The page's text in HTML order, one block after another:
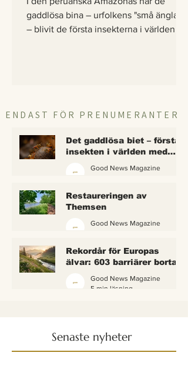
gaddlösa bina – urfolkens "små änglar"
– blivit de första insekterna i världen att
ENDAST FÖR PRENUMERANTER
Det gaddlösa biet – första
insekten i världen med
Good News Magazine
Restaureringen av
Themsen
Good News Magazine
Rekordår för Europas
älvar: 603 barriärer borta
igen
Good News Magazine
5 min läsning
Senaste nyheter